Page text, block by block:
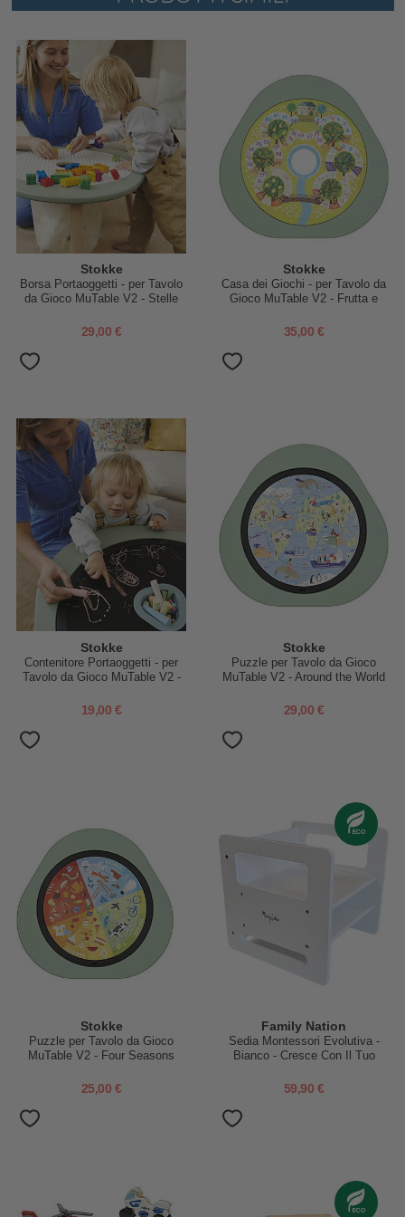
Stokke
Borsa Portaoggetti - per Tavolo
da Gioco MuTable V2 - Stelle
29,00 €
Stokke
Casa dei Giochi - per Tavolo da
Gioco MuTable V2 - Frutta e
35,00 €
Stokke
Contenitore Portaoggetti - per
Tavolo da Gioco MuTable V2 -
19,00 €
Stokke
Puzzle per Tavolo da Gioco
MuTable V2 - Around the World
29,00 €
Stokke
Puzzle per Tavolo da Gioco
MuTable V2 - Four Seasons
25,00 €
Family Nation
Sedia Montessori Evolutiva -
Bianco - Cresce Con Il Tuo
59,90 €